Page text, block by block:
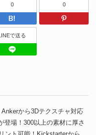
Facebook
0
はてなブッ
0
Tumblr
で送る
から3Dテクスチャ対応
登場！300以上の素材に厚さ